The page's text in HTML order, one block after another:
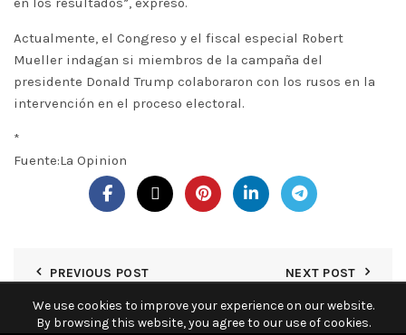
Actualmente, el Congreso y el fiscal especial Robert
Mueller indagan si miembros de la campaña del
presidente Donald Trump colaboraron con los rusos en la
intervención en el proceso electoral.
*
Fuente:La Opinion
PREVIOUS POST NEXT POST
We use cookies to improve your experience on our website.
By browsing this website, you agree to our use of cookies.